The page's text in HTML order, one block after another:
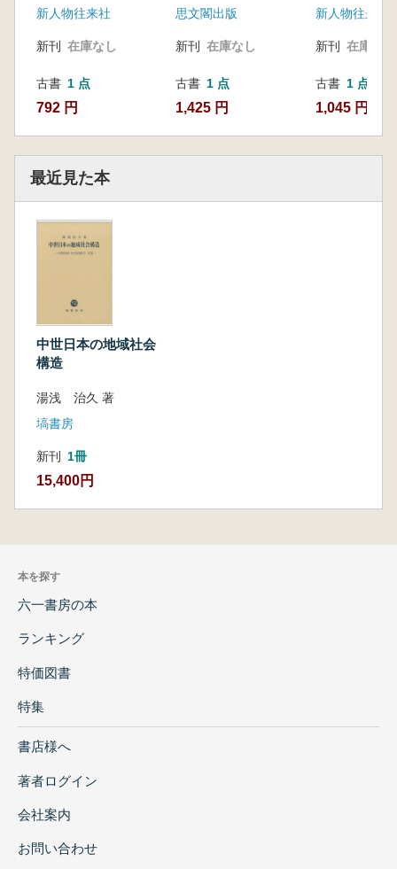
新人物往来社
新刊 在庫なし
古書 1 点
792 円
思文閣出版
新刊 在庫なし
古書 1 点
1,425 円
新人物往来社
新刊 在庫なし
古書 1 点
1,045 円
最近見た本
中世日本の地域社会
構造
湯浅 治久 著
塙書房
新刊 1冊
15,400円
本を探す
六一書房の本
ランキング
特価図書
特集
書店様へ
著者ログイン
会社案内
お問い合わせ